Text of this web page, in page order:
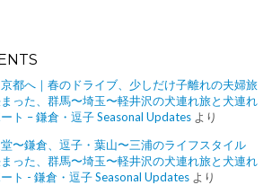
都へ｜春のドライブ、少しだけ子離れの夫婦旅
った、群馬〜埼玉〜軽井沢の犬連れ旅と犬連れ
ト – 鎌倉・逗子 Seasonal Updates より
〜鎌倉、逗子・葉山〜三浦のライフスタイル
った、群馬〜埼玉〜軽井沢の犬連れ旅と犬連れ
ト - 鎌倉・逗子 Seasonal Updates より